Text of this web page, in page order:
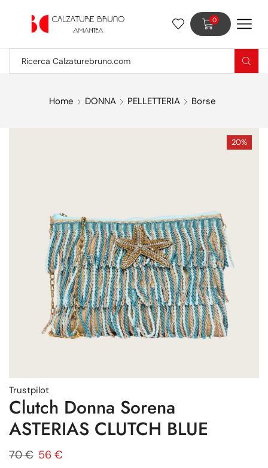
0
Home DONNA PELLETTERIA Borse
20%
Trustpilot
Clutch Donna Sorena
ASTERIAS CLUTCH BLUE
70€ 56 €